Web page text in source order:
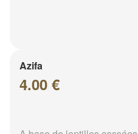
Azifa
4.00 €